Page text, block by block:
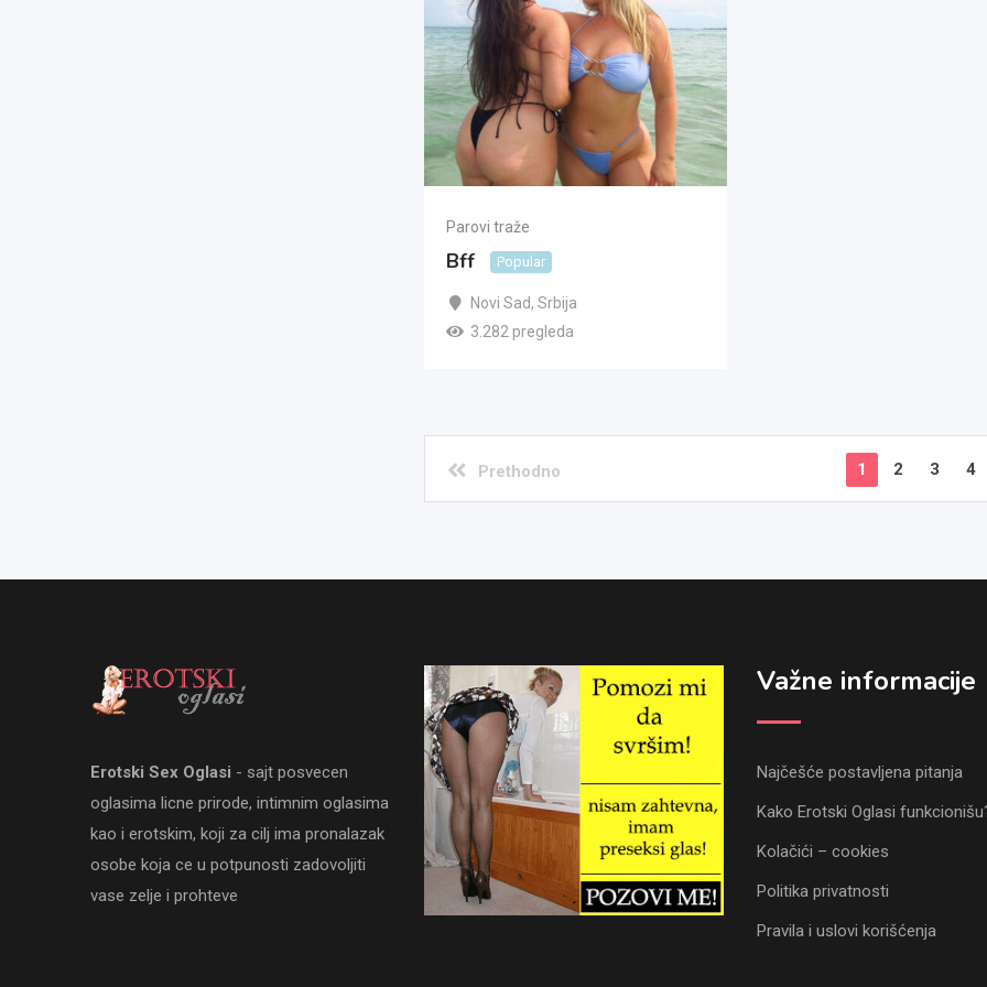
Parovi traže
Bff Popular
Novi Sad, Srbija
3.282 pregleda
Prethodno 1 2 3 4
Erotski Sex Oglasi - sajt posvecen
oglasima licne prirode, intimnim oglasima
kao i erotskim, koji za cilj ima pronalazak
osobe koja ce u potpunosti zadovoljiti
vase zelje i prohteve
Važne informacije
Najčešće postavljena pitanja
Kako Erotski Oglasi
Kolačići – cookies
Politika privatnosti
Pravila i uslovi korišćenja